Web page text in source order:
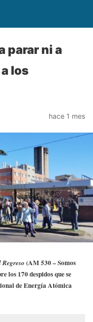
parar ni a
los
hace 1 mes
Regreso (AM 530 – Somos
los 170 despidos que se
de Energía Atómica